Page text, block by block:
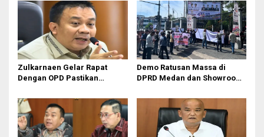
Zulkarnaen Gelar Rapat
Dengan OPD Pastikan
Banjir
Demo Ratusan Massa di
DPRD Medan dan Showroom
Soroti Dugaan Bangunan
Tanpa PBG